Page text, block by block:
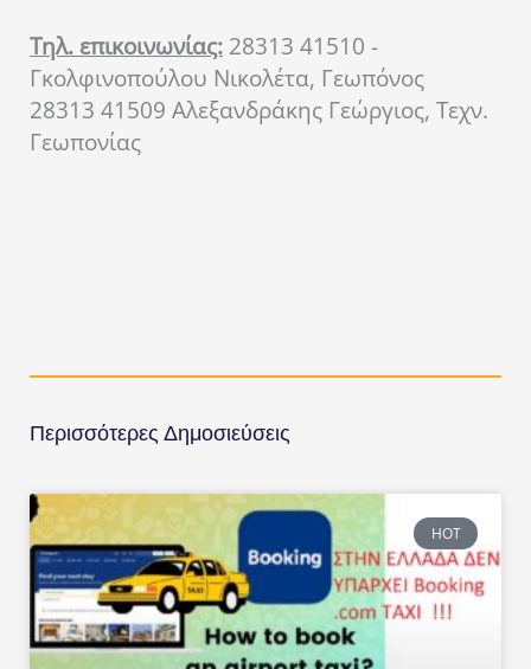
Τηλ. επικοινωνίας: 28313 41510 -
Γκολφινοπούλου Νικολέτα, Γεωπόνος
28313 41509 Αλεξανδράκης Γεώργιος, Τεχν.
Γεωπονίας
Περισσότερες Δημοσιεύσεις
HOT